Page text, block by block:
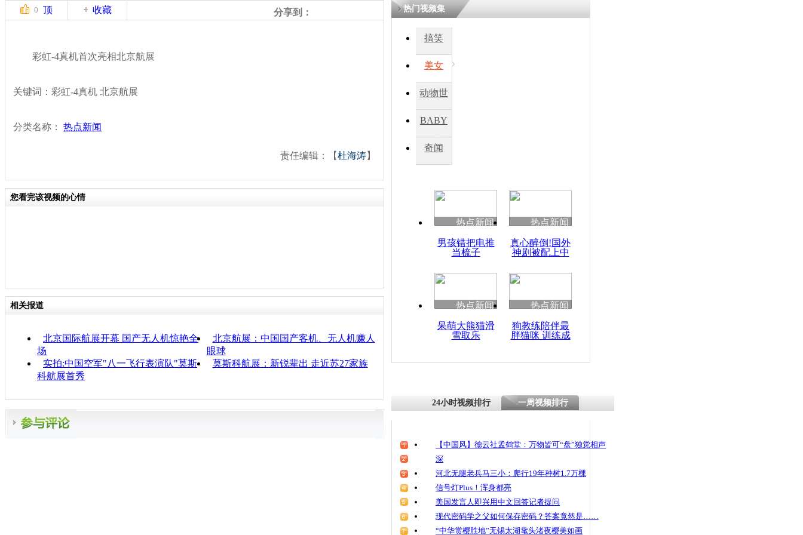
0 顶 收藏 分享到：
彩虹-4真机首次亮相北京航展
关键词：彩虹-4真机 北京航展
分类名称： 热点新闻
责任编辑：【杜海涛】
您看完该视频的心情
相关报道
北京国际航展开幕 国产无人机惊艳全
场
北京航展：中国国产客机、无人机赚人
眼球
实拍:中国空军"八一飞行表演队"莫斯
科航展首秀
莫斯科航展：新锐辈出 走近苏27家族
热门视频集
搞笑
美女
动物世
BABY
秀
奇闻
热点新闻
男孩错把电推
当梳子
热点新闻
真心醉倒!国外
神剧被配上中
热点新闻
呆萌大熊猫滑
雪取乐
热点新闻
狗教练陪伴最
胖猫咪 训练成
24小时视频排行 一周视频排行
【中国风】德云社孟鹤堂：万物皆可“盘”独觉相声
深
河北无腿老兵马三小：爬行19年种树1.7万棵
信号灯Plus！浑身都亮
美国发言人即兴用中文回答记者提问
现代密码学之父如何保存密码？答案竟然是……
“中华赏樱胜地”无锡太湖鼋头渚夜樱美如画